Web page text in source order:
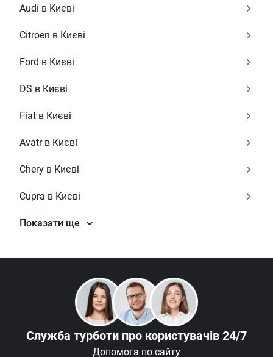
Audi в Києві
Citroen в Києві
Ford в Києві
DS в Києві
Fiat в Києві
Avatr в Києві
Chery в Києві
Cupra в Києві
Показати ще
Служба турботи про користувачів 24/7
Допомога по сайту